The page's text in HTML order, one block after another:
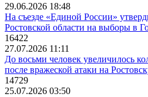
29.06.2026 18:48
На съезде «Единой России»
Ростовской области на выборы в
16422
27.07.2026 11:11
До восьми человек увеличилось
после вражеской атаки на
14729
25.07.2026 03:50